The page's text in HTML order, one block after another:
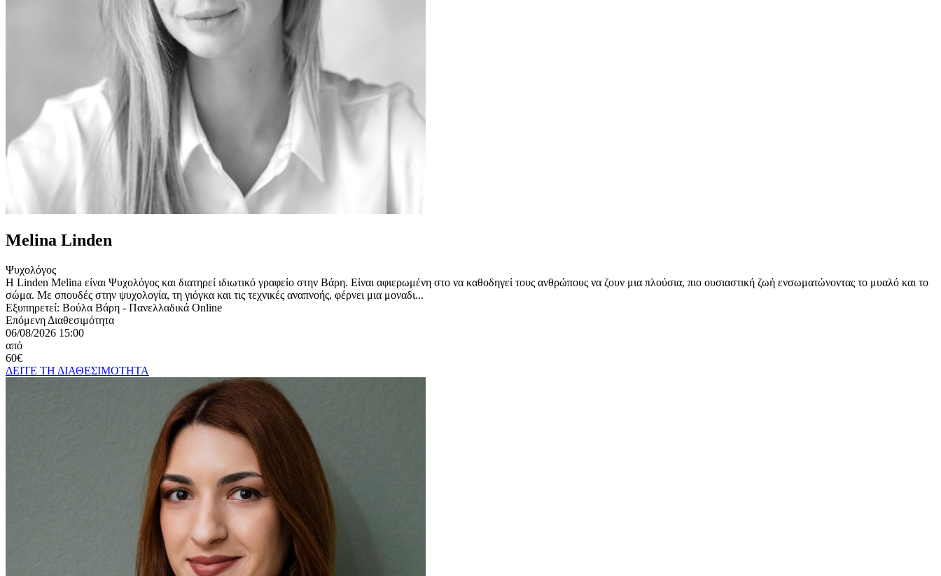
Melina Linden
Ψυχολόγος
Η Linden Melina είναι Ψυχολόγος και διατηρεί ιδιωτικό γραφείο στην Βάρη. Είναι αφιερωμένη στο να καθοδηγεί τους ανθρώπους να ζουν μια πλούσια, πιο ουσιαστική ζωή ενσωματώνοντας το μυαλό και το
σώμα. Με σπουδές στην ψυχολογία, τη γιόγκα και τις τεχνικές αναπνοής, φέρνει μια μοναδι...
Εξυπηρετεί: Βούλα Βάρη - Πανελλαδικά Online
Επόμενη Διαθεσιμότητα
06/08/2026 15:00
από
60€
ΔΕΙΤΕ ΤΗ ΔΙΑΘΕΣΙΜΟΤΗΤΑ